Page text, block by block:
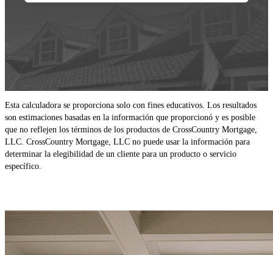
Esta calculadora se proporciona solo con fines educativos. Los resultados
son estimaciones basadas en la información que proporcionó y es posible
que no reflejen los términos de los productos de CrossCountry Mortgage,
LLC. CrossCountry Mortgage, LLC no puede usar la información para
determinar la elegibilidad de un cliente para un producto o servicio
específico.